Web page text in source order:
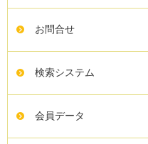
お問合せ
検索システム
会員データ